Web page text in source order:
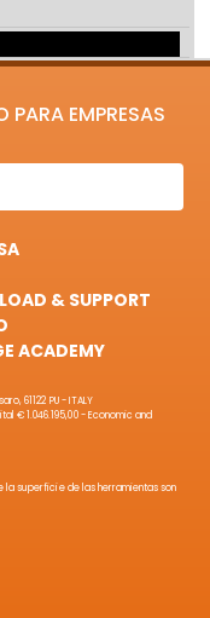
PARA EMPRESAS
& SUPPORT
ACADEMY
61122 PU - ITALY
€ 1.046.195,00 - Economic and
la superficie de las herramientas son